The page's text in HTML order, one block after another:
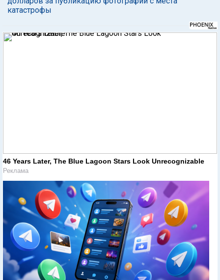
катастрофы
46 Years Later, The Blue Lagoon Stars Look Unrecognizable
Реклама